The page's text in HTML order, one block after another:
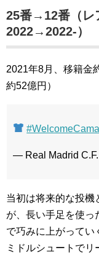
25番→12番（レ
2022→2022-）
2021年8月、移籍金
約52億円）
— Real Madrid
当初は将来的な投機
が、長い手足を使っ
で巧みに上がってい
ミドルシュートで